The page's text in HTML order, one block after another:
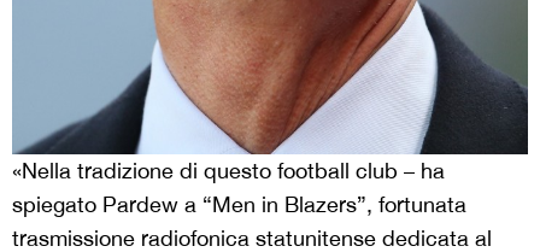
«Nella tradizione di questo football club – ha
spiegato Pardew a “Men in Blazers”, fortunata
trasmissione radiofonica statunitense dedicata al